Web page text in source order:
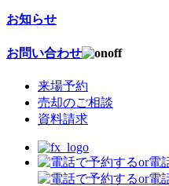
お知らせ
お問い合わせ
来場予約
売却のご相談
資料請求